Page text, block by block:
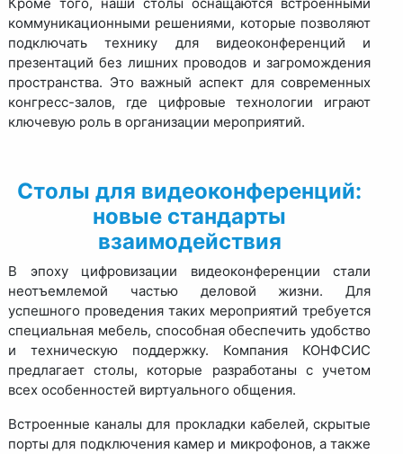
коммуникационными решениями, которые позволяют
подключать технику для видеоконференций и
презентаций без лишних проводов и загромождения
пространства. Это важный аспект для современных
конгресс-залов, где цифровые технологии играют
ключевую роль в организации мероприятий.
Столы для видеоконференций:
новые стандарты
взаимодействия
В эпоху цифровизации видеоконференции стали
неотъемлемой частью деловой жизни. Для
успешного проведения таких мероприятий требуется
специальная мебель, способная обеспечить удобство
и техническую поддержку. Компания КОНФСИС
предлагает столы, которые разработаны с учетом
всех особенностей виртуального общения.
Встроенные каналы для прокладки кабелей, скрытые
порты для подключения камер и микрофонов, а также